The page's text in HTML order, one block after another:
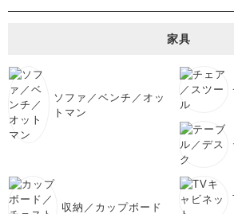
家具
ソファ／ベンチ／オッ
トマン
収納／カップボード